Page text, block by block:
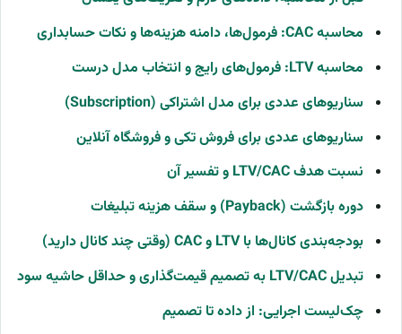
محاسبه CAC: فرمول‌ها، دامنه هزینه‌ها و نکات حسابداری
محاسبه LTV: فرمول‌های رایج و انتخاب مدل درست
سناریوهای عددی برای مدل اشتراکی (Subscription)
سناریوهای عددی برای فروش تکی و فروشگاه آنلاین
نسبت هدف LTV/CAC و تفسیر آن
دوره بازگشت (Payback) و سقف هزینه تبلیغات
بودجه‌بندی کانال‌ها با LTV و CAC (وقتی چند کانال دارید)
تبدیل LTV/CAC به تصمیم قیمت‌گذاری و حداقل حاشیه سود
چک‌لیست اجرایی: از داده تا تصمیم